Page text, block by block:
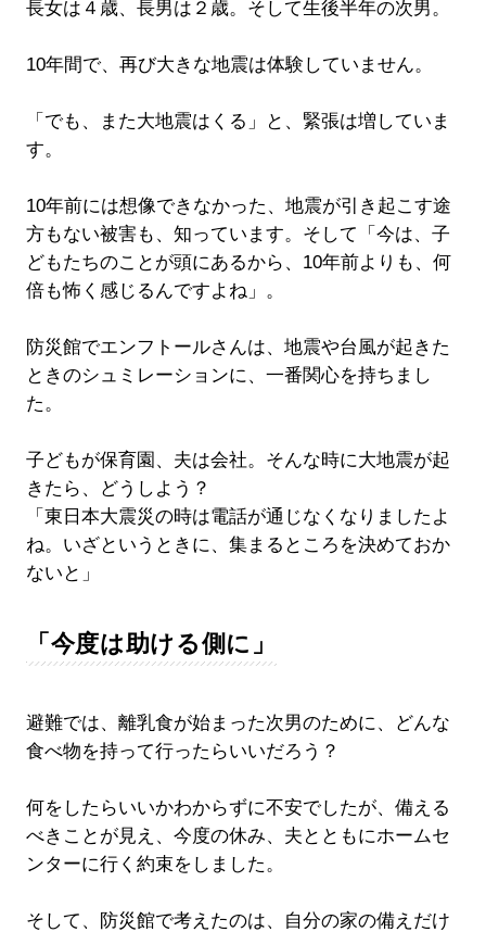
長女は４歳、長男は２歳。そして生後半年の次男。
10年間で、再び大きな地震は体験していません。
「でも、また大地震はくる」と、緊張は増していま
す。
10年前には想像できなかった、地震が引き起こす途
方もない被害も、知っています。そして「今は、子
どもたちのことが頭にあるから、10年前よりも、何
倍も怖く感じるんですよね」。
防災館でエンフトールさんは、地震や台風が起きた
ときのシュミレーションに、一番関心を持ちまし
た。
子どもが保育園、夫は会社。そんな時に大地震が起
きたら、どうしよう？
「東日本大震災の時は電話が通じなくなりましたよ
ね。いざというときに、集まるところを決めておか
ないと」
「今度は助ける側に」
避難では、離乳食が始まった次男のために、どんな
食べ物を持って行ったらいいだろう？
何をしたらいいかわからずに不安でしたが、備える
べきことが見え、今度の休み、夫とともにホームセ
ンターに行く約束をしました。
そして、防災館で考えたのは、自分の家の備えだけ